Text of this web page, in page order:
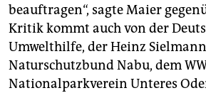
beauftragen“, sagte Maier
Kritik kommt auch von der
Umwelthilfe, der Heinz
Naturschutzbund Nabu, dem
Nationalparkverein Unteres